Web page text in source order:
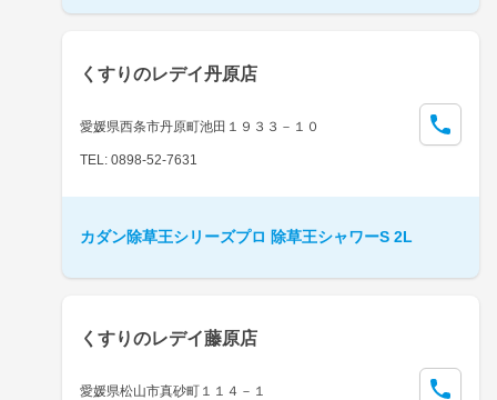
くすりのレデイ丹原店
愛媛県西条市丹原町池田１９３３－１０
TEL: 0898-52-7631
カダン除草王シリーズプロ 除草王シャワーS 2L
くすりのレデイ藤原店
愛媛県松山市真砂町１１４－１